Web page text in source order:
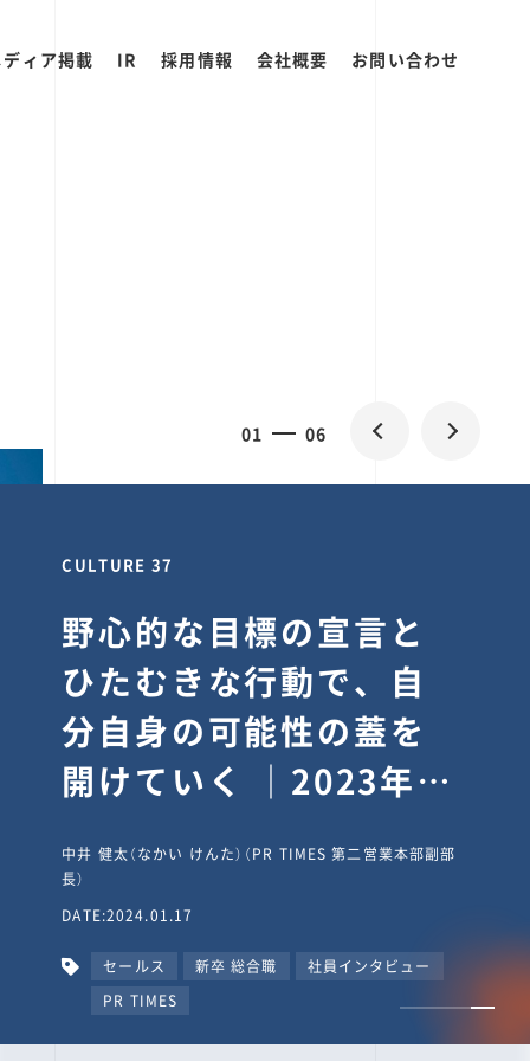
ィア掲載 IR 採用情報 会社概要 お問い合わせ
0 06
CULTURE 30
逆境では自分のスタン
スを変え“予想を裏切
り、期待を超える”【真
輔塾・前編】
山田真輔（やまだ しんすけ）（執行役員 兼 Jooto事業部
長）
DATE:2023.09.08
カルチャー CxO キャリア入社 Jooto